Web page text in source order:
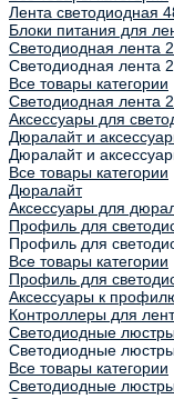
Лента светодиодная
Блоки питания для
Светодиодная лента
Светодиодная лента
Все товары категории
Светодиодная лента
Аксессуары для
Дюралайт и
Дюралайт и
Все товары категории
Дюралайт
Аксессуары для
Профиль для
Профиль для
Все товары категории
Профиль для
Аксессуары к
Контроллеры для
Светодиодные
Светодиодные
Все товары категории
Светодиодные